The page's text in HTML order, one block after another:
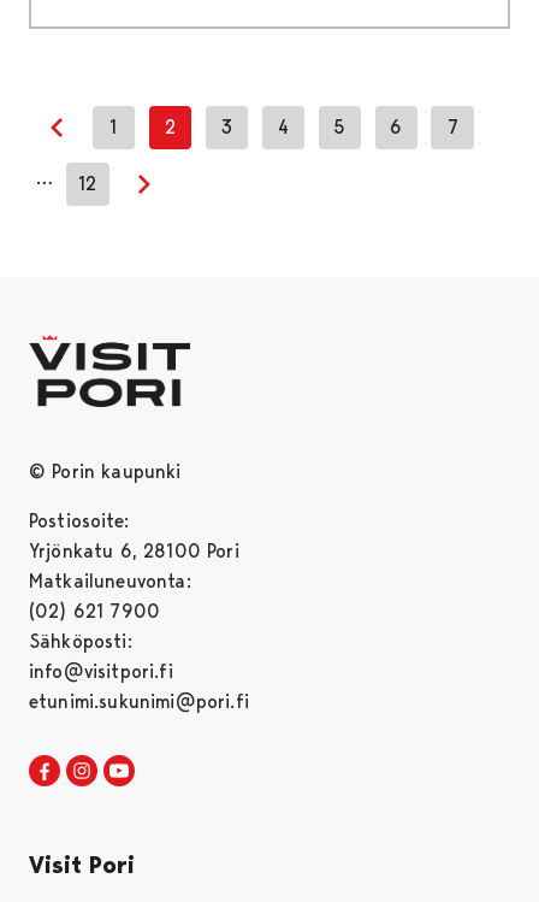
Previous page
1 2 3 4 5 6 7
… 12
© Porin kaupunki
Postiosoite:
Yrjönkatu 6, 28100 Pori
Matkailuneuvonta:
(02) 621 7900
Sähköposti:
info@visitpori.fi
etunimi.sukunimi@pori.fi
Visit Pori Facebookissa
Avautuu uudessa välilehdessä
Visit Pori Instagrammissa
Avautuu uudessa välilehdessä
Visit Pori